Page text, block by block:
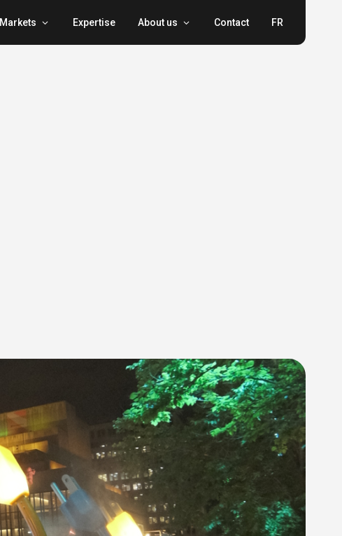
Markets Expertise About us Contact FR